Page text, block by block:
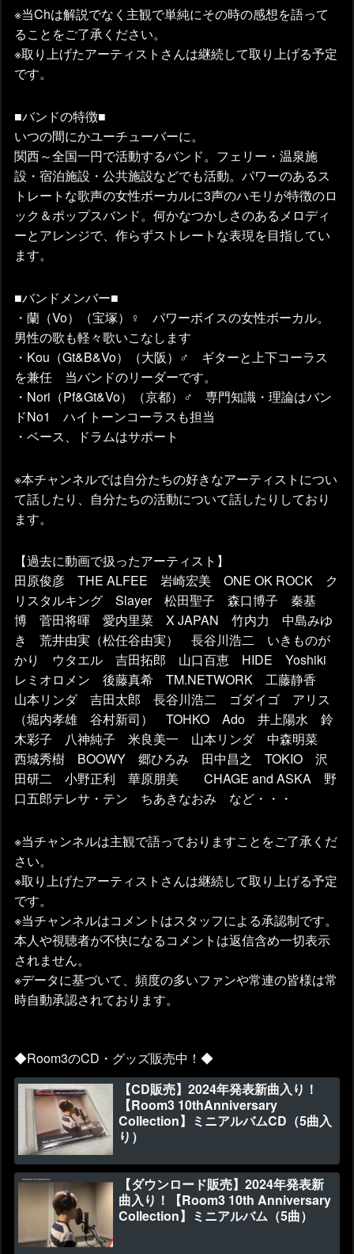
※当Chは解説でなく主観で単純にその時の感想を語って
ることをご了承ください。
※取り上げたアーティストさんは継続して取り上げる予定
です。
■バンドの特徴■
いつの間にかユーチューバーに。
関西～全国一円で活動するバンド。フェリー・温泉施
設・宿泊施設・公共施設などでも活動。パワーのあるス
トレートな歌声の女性ボーカルに3声のハモリが特徴のロ
ック＆ポップスバンド。何かなつかしさのあるメロディ
ーとアレンジで、作らずストレートな表現を目指してい
ます。
■バンドメンバー■
・蘭（Vo）（宝塚）♀ パワーボイスの女性ボーカル。
男性の歌も軽々歌いこなします
・Kou（Gt&B&Vo）（大阪）♂ ギターと上下コーラス
を兼任 当バンドのリーダーです。
・Nori（Pf&Gt&Vo）（京都）♂ 専門知識・理論はバン
ドNo1 ハイトーンコーラスも担当
・ベース、ドラムはサポート
※本チャンネルでは自分たちの好きなアーティストについ
て話したり、自分たちの活動について話したりしており
ます。
【過去に動画で扱ったアーティスト】
田原俊彦 THE ALFEE 岩崎宏美 ONE OK ROCK ク
リスタルキング Slayer 松田聖子 森口博子 秦基
博 菅田将暉 愛内里菜 X JAPAN 竹内力 中島みゆ
き 荒井由実（松任谷由実） 長谷川浩二 いきものが
かり ウタエル 吉田拓郎 山口百恵 HIDE Yoshiki
レミオロメン 後藤真希 TM.NETWORK 工藤静香
山本リンダ 吉田太郎 長谷川浩二 ゴダイゴ アリス
（堀内孝雄 谷村新司） TOHKO Ado 井上陽水 鈴
木彩子 八神純子 米良美一 山本リンダ 中森明菜
西城秀樹 BOOWY 郷ひろみ 田中昌之 TOKIO 沢
田研二 小野正利 華原朋美 CHAGE and ASKA 野
口五郎テレサ・テン ちあきなおみ など・・・
※当チャンネルは主観で語っておりますことをご了承くだ
さい。
※取り上げたアーティストさんは継続して取り上げる予定
です。
※当チャンネルはコメントはスタッフによる承認制です。
本人や視聴者が不快になるコメントは返信含め一切表示
されません。
※データに基づいて、頻度の多いファンや常連の皆様は常
時自動承認されております。
◆Room3のCD・グッズ販売中！◆
【CD販売】2024年発表新曲入り！
【Room3 10thAnniversary
Collection】ミニアルバムCD（5曲入
り）
【ダウンロード販売】2024年発表新
曲入り！【Room3 10th Anniversary
Collection】ミニアルバム（5曲）